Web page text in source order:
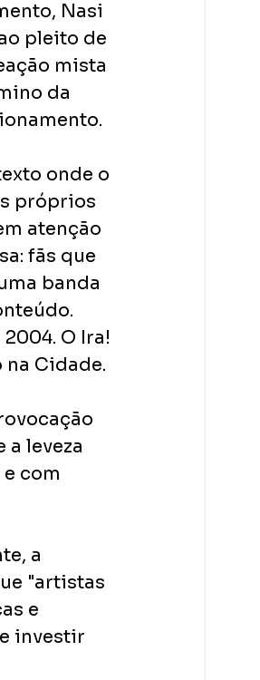
Nasi
pleito de
mista
da
onde o
próprios
atenção
fãs que
banda
O Ira!
na Cidade.
a leveza
com
a
"artistas
e
investir